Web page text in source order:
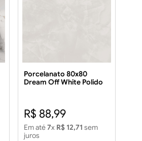
Porcelanato 80x80
Dream Off White Polido
R$ 88,99
Em até7x R$ 12,71 sem
juros